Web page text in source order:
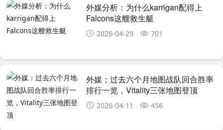
外媒分析：为什么karrigan配得上
Falcons这艘救生艇
2026-04-29 701
外媒：过去六个月地图战队回合胜率
排行一览，Vitality三张地图登顶
2026-04-11 456